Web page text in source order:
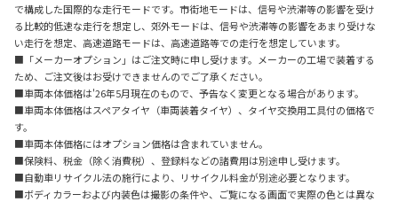
で構成した国際的な走行モードです。市街地モードは、信号や渋滞等の影響を受け
る比較的低速な走行を想定し、郊外モードは、信号や渋滞等の影響をあまり受けな
い走行を想定、高速道路モードは、高速道路等での走行を想定しています。
■「メーカーオプション」はご注文時に申し受けます。メーカーの工場で装着する
ため、ご注文後はお受けできませんのでご了承ください。
■車両本体価格は'26年5月現在のもので、予告なく変更となる場合があります。
■車両本体価格はスペアタイヤ（車両装着タイヤ）、タイヤ交換用工具付の価格で
す。
■車両本体価格にはオプション価格は含まれていません。
■保険料、税金（除く消費税）、登録料などの諸費用は別途申し受けます。
■自動車リサイクル法の施行により、リサイクル料金が別途必要となります。
■ボディカラーおよび内装色は撮影の条件や、ご覧になる画面で実際の色とは異な